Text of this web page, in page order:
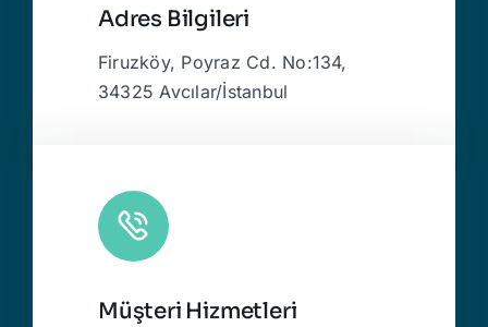
Adres Bilgileri
Firuzköy, Poyraz Cd. No:134,
34325 Avcılar/İstanbul
Müşteri Hizmetleri